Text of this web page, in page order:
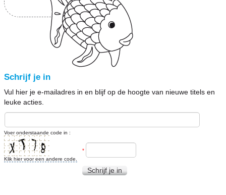
Schrijf je in
Vul hier je e-mailadres in en blijf op de hoogte van nieuwe titels en
leuke acties.
Voer onderstaande code in :
Klik hier voor een andere code.
*
Schrijf je in